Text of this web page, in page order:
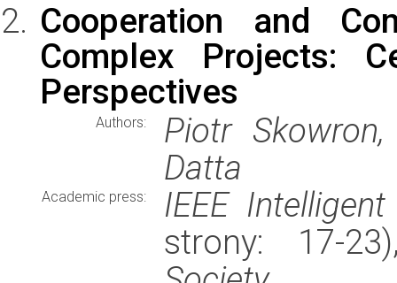
Cooperation and
Complex Projects:
Perspectives
Authors:
Piotr
Datta
Academic press:
IEEE
strony: 17-